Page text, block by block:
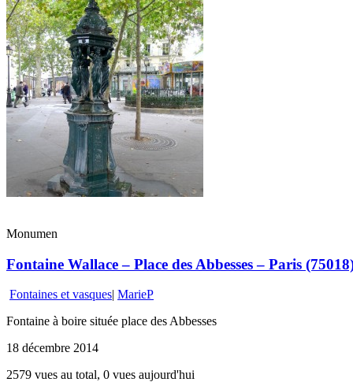
Monumen
Fontaine Wallace – Place des Abbesses – Paris
Fontaines et vasques| MarieP
Fontaine à boire située place des Abbesses
18 décembre 2014
2579 vues au total, 0 vues aujourd'hui